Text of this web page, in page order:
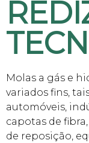
Molas a gás e
variados fins,
automóveis,
capotas de
de reposição,